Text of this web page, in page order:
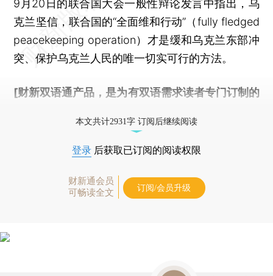
9月20日的联合国大会一般性辩论发言中指出，乌
克兰坚信，联合国的“全面维和行动”（fully fledged
peacekeeping operation）才是缓和乌克兰东部冲
突、保护乌克兰人民的唯一切实可行的方法。
[财新双语通产品，是为有双语需求读者专门订制的
本文共计2931字 订阅后继续阅读
登录 后获取已订阅的阅读权限
财新通会员
可畅读全文
订阅/会员升级